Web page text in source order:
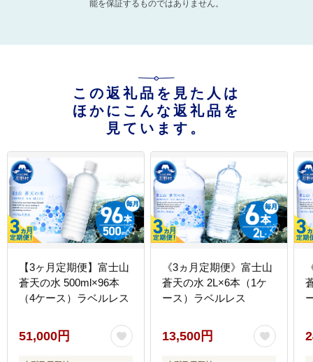
能を保証するものではありません。
この返礼品を見た人は
ほかにこんな返礼品を
見ています。
【3ヶ月定期便】富士山
蒼天の水 500ml×96本
（4ケース）ラベルレス
51,000円
《3ヵ月定期便》富士山
蒼天の水 2L×6本（1ケ
ース）ラベルレス
13,500円